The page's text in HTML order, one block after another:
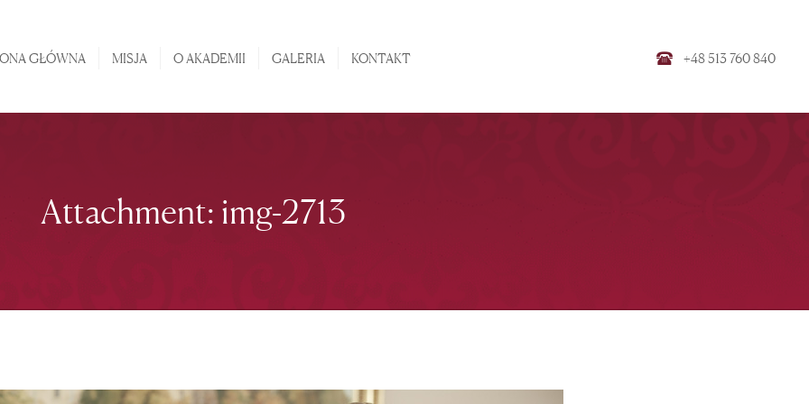
GŁÓWNA MISJA O AKADEMII GALERIA KONTAKT +48 513 760 840
Attachment: img-2713
MISJA
O AKADEMII
KONTAKT